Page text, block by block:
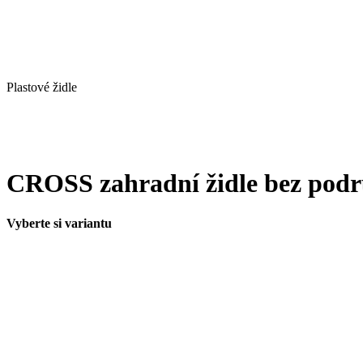
Plastové židle
CROSS zahradní židle bez
Vyberte si variantu